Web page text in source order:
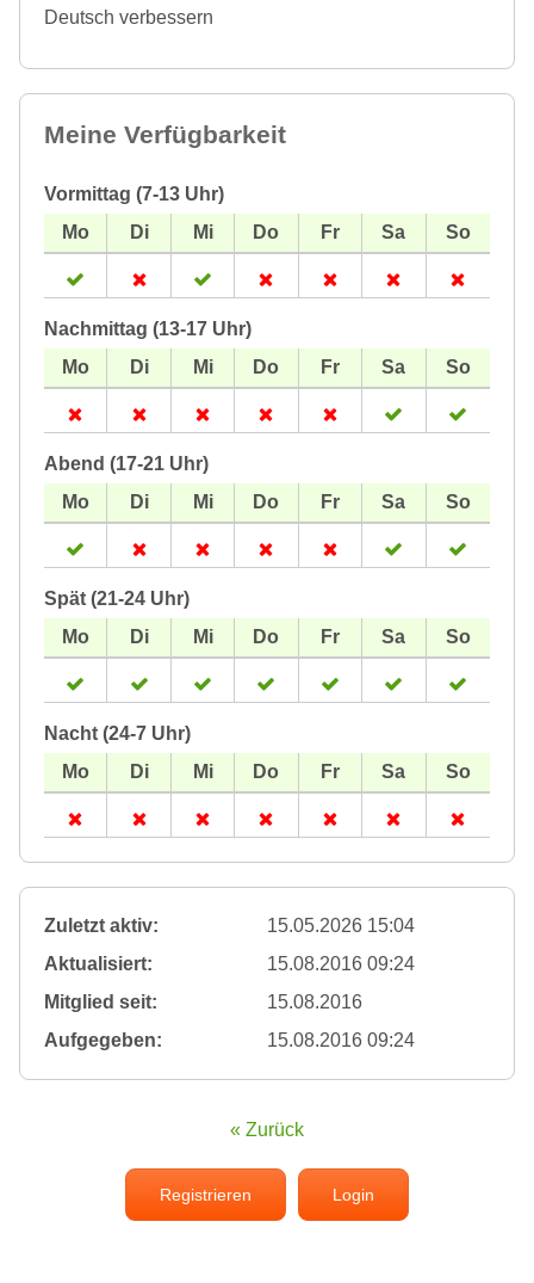
Deutsch verbessern
Meine Verfügbarkeit
Vormittag (7-13 Uhr)
Nachmittag (13-17 Uhr)
Abend (17-21 Uhr)
Spät (21-24 Uhr)
Nacht (24-7 Uhr)
Zuletzt aktiv:
15.05.2026 15:04
Aktualisiert:
15.08.2016 09:24
Mitglied seit:
15.08.2016
Aufgegeben:
15.08.2016 09:24
« Zurück
Registrieren Login